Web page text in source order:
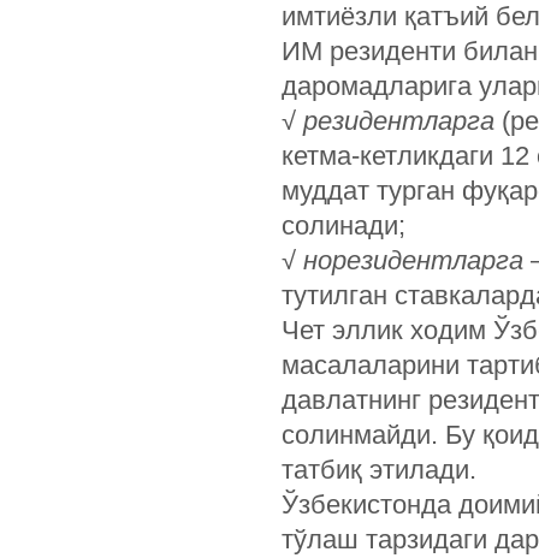
имтиёзли қатъий
ИМ резиденти
даромадларига
√ резидентларга
кетма-кетликдаги
муддат турган
солинади;
√ норезидентларга
тутилган
Чет эллик ходим
масалаларини
давлатнинг
солинмайди. Бу
татбиқ этилади.
Ўзбекистонда
тўлаш тарзидаги